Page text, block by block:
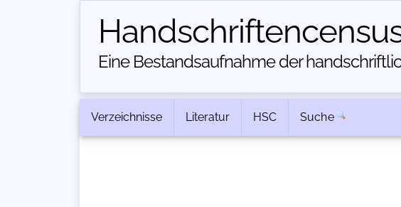
Eine Bestandsaufnahme der
Verzeichnisse Literatur HSC Suche